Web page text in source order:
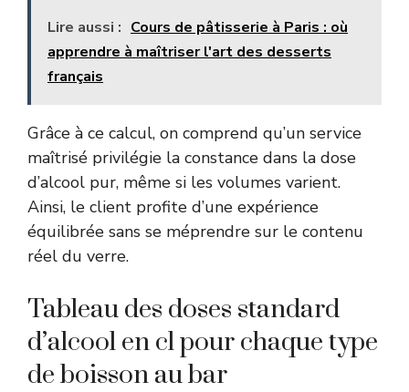
Lire aussi : Cours de pâtisserie à Paris : où
apprendre à maîtriser l'art des desserts
français
Grâce à ce calcul, on comprend qu’un service
maîtrisé privilégie la constance dans la dose
d’alcool pur, même si les volumes varient.
Ainsi, le client profite d’une expérience
équilibrée sans se méprendre sur le contenu
réel du verre.
Tableau des doses standard
d’alcool en cl pour chaque type
de boisson au bar